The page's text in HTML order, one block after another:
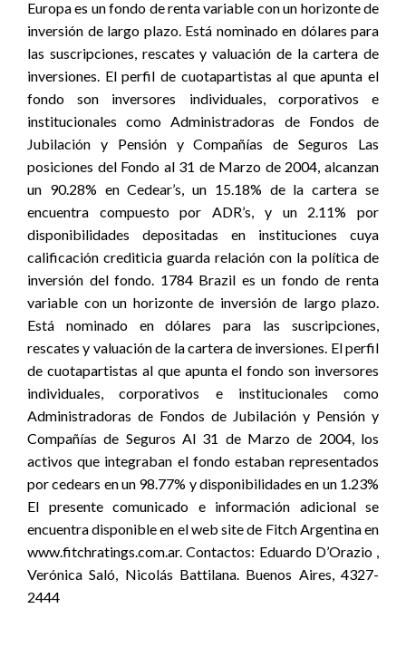
Europa es un fondo de renta variable con un horizonte de
inversión de largo plazo. Está nominado en dólares para
las suscripciones, rescates y valuación de la cartera de
inversiones. El perfil de cuotapartistas al que apunta el
fondo son inversores individuales, corporativos e
institucionales como Administradoras de Fondos de
Jubilación y Pensión y Compañías de Seguros Las
posiciones del Fondo al 31 de Marzo de 2004, alcanzan
un 90.28% en Cedear’s, un 15.18% de la cartera se
encuentra compuesto por ADR’s, y un 2.11% por
disponibilidades depositadas en instituciones cuya
calificación crediticia guarda relación con la política de
inversión del fondo. 1784 Brazil es un fondo de renta
variable con un horizonte de inversión de largo plazo.
Está nominado en dólares para las suscripciones,
rescates y valuación de la cartera de inversiones. El perfil
de cuotapartistas al que apunta el fondo son inversores
individuales, corporativos e institucionales como
Administradoras de Fondos de Jubilación y Pensión y
Compañías de Seguros Al 31 de Marzo de 2004, los
activos que integraban el fondo estaban representados
por cedears en un 98.77% y disponibilidades en un 1.23%
El presente comunicado e información adicional se
encuentra disponible en el web site de Fitch Argentina en
www.fitchratings.com.ar. Contactos: Eduardo D’Orazio ,
Verónica Saló, Nicolás Battilana. Buenos Aires, 4327-
2444